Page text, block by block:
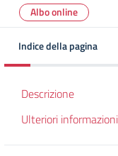
Albo online
Indice della pagina
Descrizione
Ulteriori informazioni